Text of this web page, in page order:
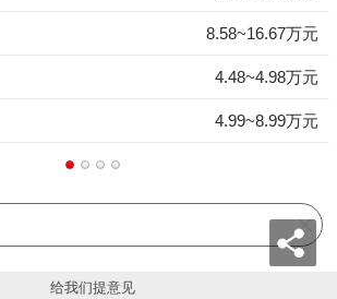
8.58~16.67万元
4.48~4.98万元
4.99~8.99万元
给我们提意见